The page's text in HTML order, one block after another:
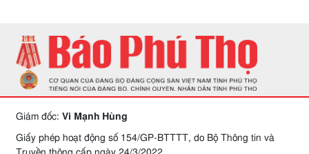
Giám đốc: Vi Mạnh Hùng
Giấy phép hoạt động số 154/GP-BTTTT, do Bộ Thông tin và